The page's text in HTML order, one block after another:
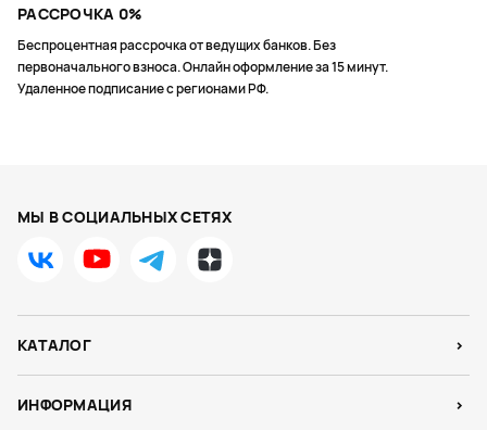
РАССРОЧКА 0%
Беспроцентная рассрочка от ведущих банков. Без
первоначального взноса. Онлайн оформление за 15 минут.
Удаленное подписание с регионами РФ.
МЫ В СОЦИАЛЬНЫХ СЕТЯХ
КАТАЛОГ
ИНФОРМАЦИЯ